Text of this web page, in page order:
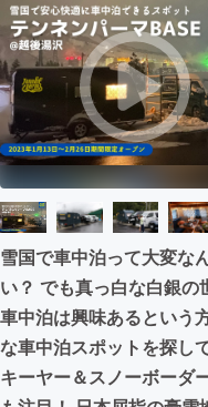
アート・写真
テクノロジー
映像・映画
ビジネス・起
まちづくり・
CAMPFIRE for
CAMPFIREふる
雪国で車中泊って大変な
い？ でも真っ白な白銀の
車中泊は興味あるという
な車中泊スポットを探し
キーヤー＆スノーボーダ